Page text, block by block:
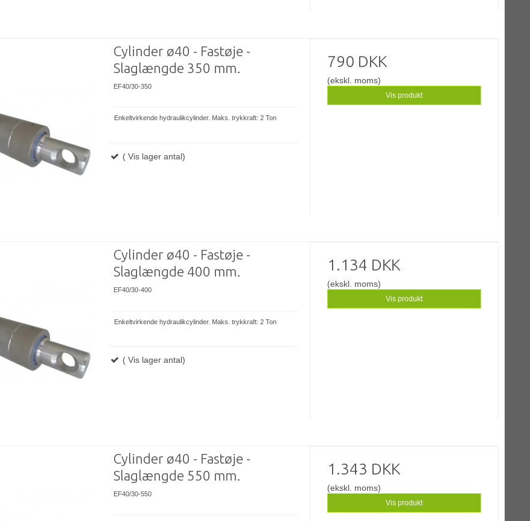
Cylinder ø40 - Fastøje -
Slaglængde 350 mm.
EF40/30-350
Enkeltvirkende hydraulikcylinder. Maks. trykkraft: 2 Ton
( Vis lager antal)
790 DKK
(ekskl. moms)
Vis produkt
Cylinder ø40 - Fastøje -
Slaglængde 400 mm.
EF40/30-400
Enkeltvirkende hydraulikcylinder. Maks. trykkraft: 2 Ton
( Vis lager antal)
1.134 DKK
(ekskl. moms)
Vis produkt
Cylinder ø40 - Fastøje -
Slaglængde 550 mm.
EF40/30-550
1.343 DKK
(ekskl. moms)
Vis produkt